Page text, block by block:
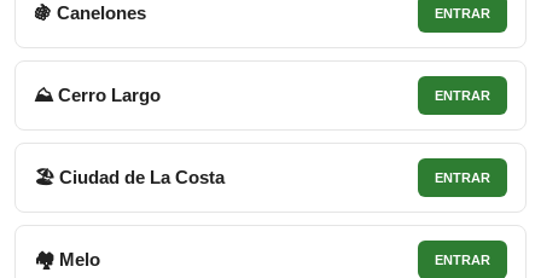
🍇 Canelones ENTRAR
⛰ Cerro Largo ENTRAR
🏖 Ciudad de La Costa ENTRAR
🏘 Melo ENTRAR